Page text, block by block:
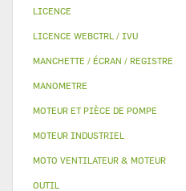
LICENCE
LICENCE WEBCTRL / IVU
MANCHETTE / ÉCRAN / REGISTRE
MANOMETRE
MOTEUR ET PIÈCE DE POMPE
MOTEUR INDUSTRIEL
MOTO VENTILATEUR & MOTEUR
OUTIL